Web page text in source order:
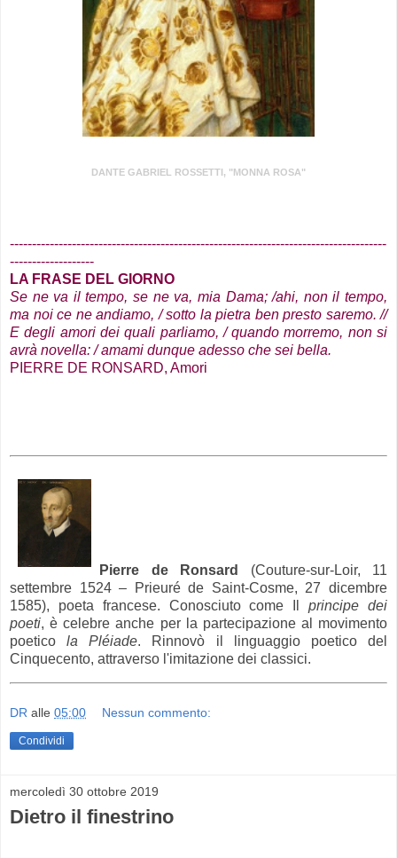
DANTE GABRIEL ROSSETTI, "MONNA ROSA"
-------------------------------------------------------------------------------------
-------------------
LA FRASE DEL GIORNO
Se ne va il tempo, se ne va, mia Dama; /ahi, non il tempo,
ma noi ce ne andiamo, / sotto la pietra ben presto saremo. //
E degli amori dei quali parliamo, / quando morremo, non si
avrà novella: / amami dunque adesso che sei bella.
PIERRE DE RONSARD, Amori
Pierre de Ronsard
(Couture-sur-Loir, 11
settembre 1524 – Prieuré de Saint-Cosme, 27 dicembre
1585), poeta francese. Conosciuto come Ilprincipe dei
poeti, è celebre anche per la partecipazione al movimento
poeticola Pléiade. Rinnovò il linguaggio poetico del
Cinquecento, attraverso l'imitazione dei classici.
DR alle 05:00 Nessun commento:
Condividi
mercoledì 30 ottobre 2019
Dietro il finestrino